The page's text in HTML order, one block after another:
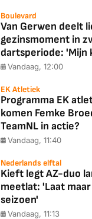
Boulevard
Van Gerwen deelt
gezinsmoment in
dartsperiode: 'Mijn
Vandaag, 12:00
EK Atletiek
Programma EK
komen Femke
TeamNL in actie?
Vandaag, 11:40
Nederlands elftal
Kieft legt AZ-duo
meetlat: 'Laat
seizoen'
Vandaag, 11:13